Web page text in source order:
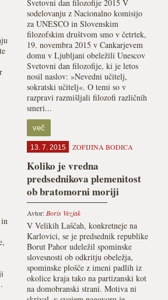
Svetovni dan filozofije 2015 V
sodelovanju z Nacionalno komisijo
za UNESCO in Slovenskim
filozofskim društvom smo v četrtek,
19. novembra 2015 v Cankarjevem
domu v Ljubljani obeležili Unescov
Svetovni dan filozofije, ki je letos
nosil naslov: »Nevedni učitelj,
sokratski učitelj«. O temi so v
razpravi razmišljali filozofi različnih
smeri...
več
13. 7. 2015 ZOFIJINA BODICA
Koliko je vredna
predsednikova plemenitost
ob bratomorni moriji
Avtor: Boris Vezjak
V Velikih Laščah, konkretneje na
Karlovici, se je predsednik republike
Borut Pahor udeležil spominske
slovesnosti ob odkritju obeležja,
spominske plošče z imeni padlih iz
okolice kraja tako na partizanski kot
na domobranski strani. Motiva ni